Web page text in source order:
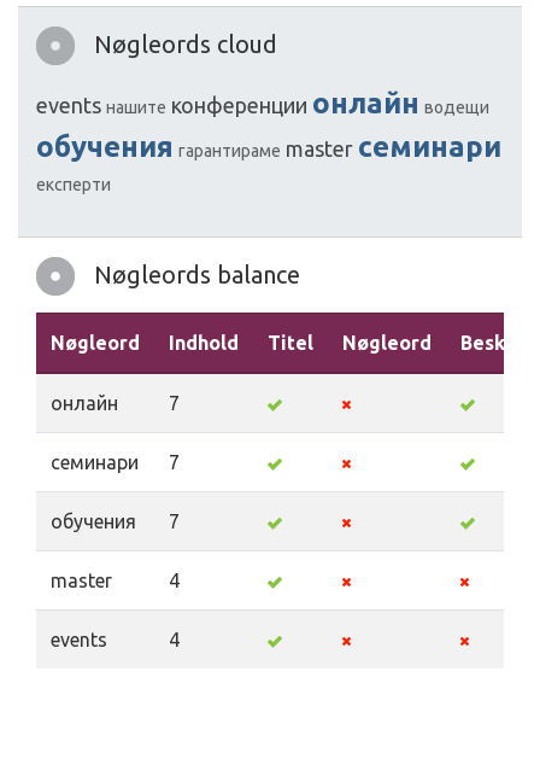
Nøgleords cloud
events нашите конференции онлайн водещи
обучения гарантираме master семинари
експерти
Nøgleords balance
Nøgleord Indhold Titel Nøgleord
онлайн 7
семинари 7
обучения 7
master 4
events 4